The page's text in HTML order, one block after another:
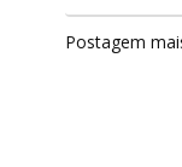
Postagem